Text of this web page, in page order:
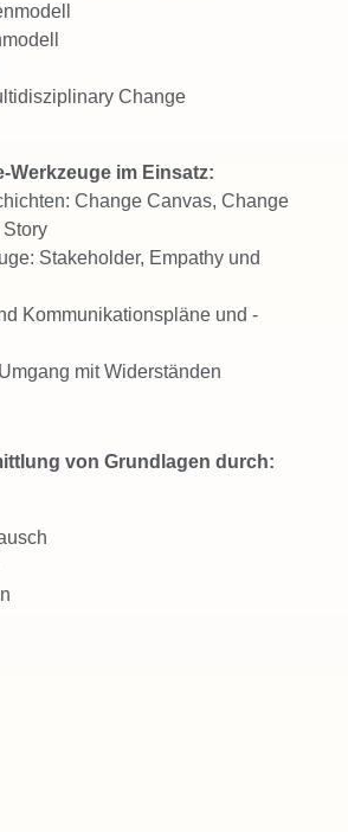
Change
Werkzeuge im Einsatz:
Change Canvas, Change
Stakeholder, Empathy und
Kommunikationspläne und -
mit Widerständen
von Grundlagen durch: